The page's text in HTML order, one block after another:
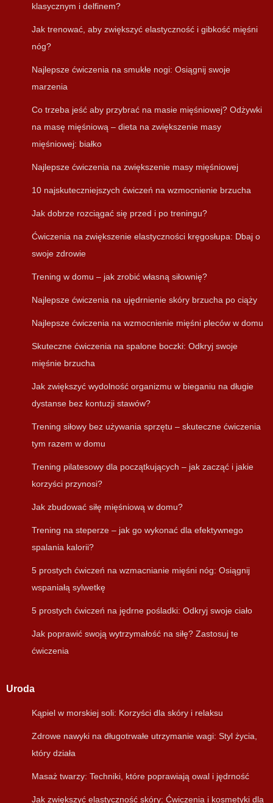
klasycznym i delfinem?
Jak trenować, aby zwiększyć elastyczność i gibkość mięśni
nóg?
Najlepsze ćwiczenia na smukłe nogi: Osiągnij swoje
marzenia
Co trzeba jeść aby przybrać na masie mięśniowej? Odżywki
na masę mięśniową – dieta na zwiększenie masy
mięśniowej: białko
Najlepsze ćwiczenia na zwiększenie masy mięśniowej
10 najskuteczniejszych ćwiczeń na wzmocnienie brzucha
Jak dobrze rozciągać się przed i po treningu?
Ćwiczenia na zwiększenie elastyczności kręgosłupa: Dbaj o
swoje zdrowie
Trening w domu – jak zrobić własną siłownię?
Najlepsze ćwiczenia na ujędrnienie skóry brzucha po ciąży
Najlepsze ćwiczenia na wzmocnienie mięśni pleców w domu
Skuteczne ćwiczenia na spalone boczki: Odkryj swoje
mięśnie brzucha
Jak zwiększyć wydolność organizmu w bieganiu na długie
dystanse bez kontuzji stawów?
Trening siłowy bez używania sprzętu – skuteczne ćwiczenia
tym razem w domu
Trening pilatesowy dla początkujących – jak zacząć i jakie
korzyści przynosi?
Jak zbudować siłę mięśniową w domu?
Trening na steperze – jak go wykonać dla efektywnego
spalania kalorii?
5 prostych ćwiczeń na wzmacnianie mięśni nóg: Osiągnij
wspaniałą sylwetkę
5 prostych ćwiczeń na jędrne pośladki: Odkryj swoje ciało
Jak poprawić swoją wytrzymałość na siłę? Zastosuj te
ćwiczenia
Uroda
Kąpiel w morskiej soli: Korzyści dla skóry i relaksu
Zdrowe nawyki na długotrwałe utrzymanie wagi: Styl życia,
który działa
Masaż twarzy: Techniki, które poprawiają owal i jędrność
Jak zwiększyć elastyczność skóry: Ćwiczenia i kosmetyki dla